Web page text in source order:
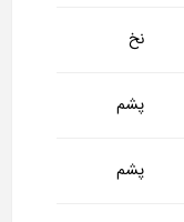
نخ
پشم
پشم